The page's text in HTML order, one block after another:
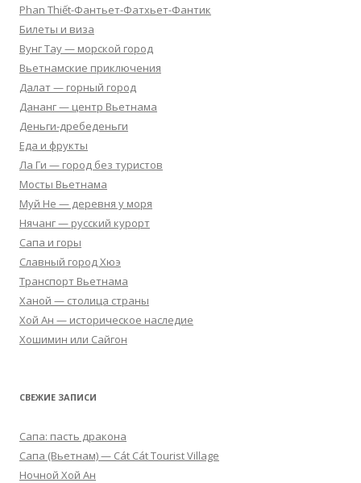
Phan Thiết-Фантьет-Фатхьет-Фантик
Билеты и виза
Вунг Тау — морской город
Вьетнамские приключения
Далат — горный город
Дананг — центр Вьетнама
Деньги-дребеденьги
Еда и фрукты
Ла Ги — город без туристов
Мосты Вьетнама
Муй Не — деревня у моря
Нячанг — русский курорт
Сапа и горы
Славный город Хюэ
Транспорт Вьетнама
Ханой — столица страны
Хой Ан — историческое наследие
Хошимин или Сайгон
СВЕЖИЕ ЗАПИСИ
Сапа: пасть дракона
Cапа (Вьетнам) — Cát Cát Tourist Village
Ночной Хой Ан